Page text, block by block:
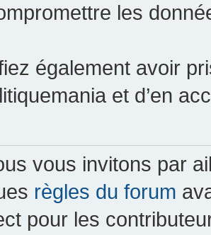
les
également avoir
et d’en
vous invitons par
règles du forum
pour les